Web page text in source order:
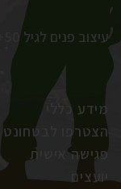
עיצוב פנים לגיל 50+ כשהילדים יצאו מהקן: השינוי הביתי
מידע כללי
הצטרפו לבטחונט
פגישה אישית
יועצים